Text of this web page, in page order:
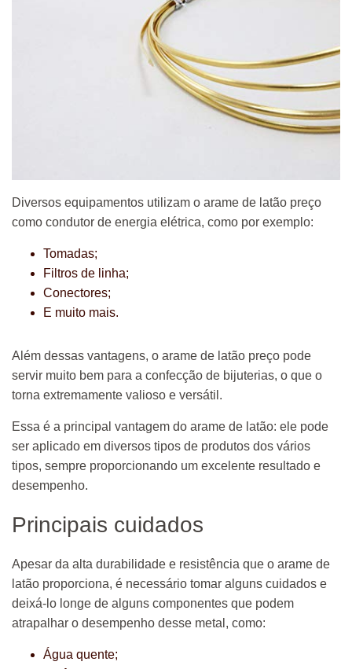
Diversos equipamentos utilizam o arame de latão preço
como condutor de energia elétrica, como por exemplo:
Tomadas;
Filtros de linha;
Conectores;
E muito mais.
Além dessas vantagens, o arame de latão preço pode
servir muito bem para a confecção de bijuterias, o que o
torna extremamente valioso e versátil.
Essa é a principal vantagem do arame de latão: ele pode
ser aplicado em diversos tipos de produtos dos vários
tipos, sempre proporcionando um excelente resultado e
desempenho.
Principais cuidados
Apesar da alta durabilidade e resistência que o arame de
latão proporciona, é necessário tomar alguns cuidados e
deixá-lo longe de alguns componentes que podem
atrapalhar o desempenho desse metal, como:
Água quente;